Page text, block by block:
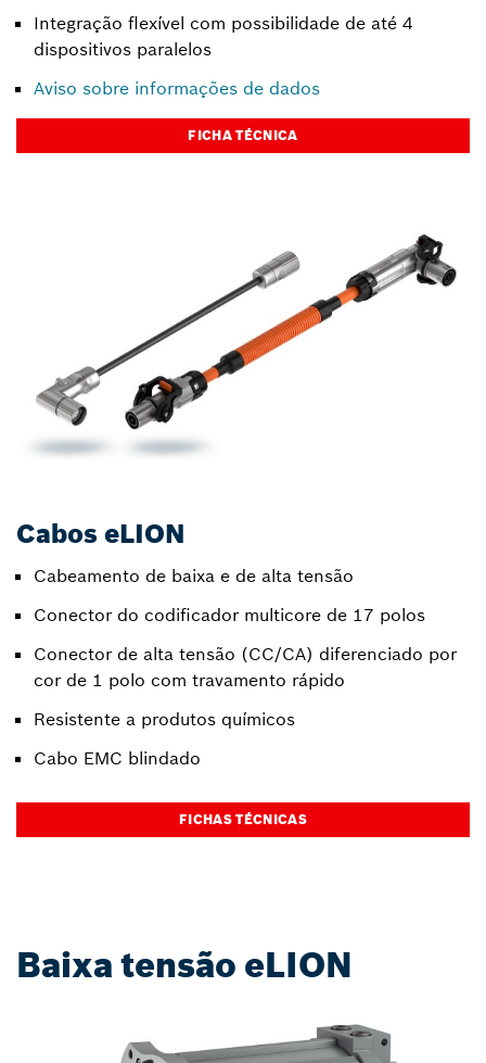
Integração flexível com possibilidade de até 4
dispositivos paralelos
Aviso sobre informações de dados
FICHA TÉCNICA
Cabos eLION
Cabeamento de baixa e de alta tensão
Conector do codificador multicore de 17 polos
Conector de alta tensão (CC/CA) diferenciado por
cor de 1 polo com travamento rápido
Resistente a produtos químicos
Cabo EMC blindado
FICHAS TÉCNICAS
Baixa tensão eLION